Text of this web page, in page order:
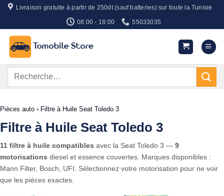
Passer
contenu
Livraison gratuite à partir de 250dt (sauf batteries) sur toute la Tunisie
08:00 - 18:00 55033035
Recherche
Pièces auto › Filtre à Huile Seat Toledo 3
Filtre à Huile Seat Toledo 3
11 filtre à huile compatibles avec la Seat Toledo 3 — 9
motorisations diesel et essence couvertes. Marques disponibles :
Mann Filter, Bosch, UFI. Sélectionnez votre motorisation pour ne voir
que les pièces exactes.